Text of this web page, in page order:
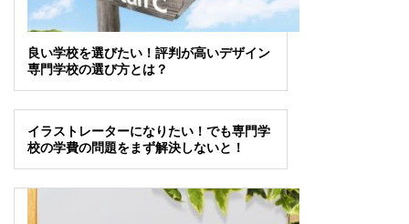
良い学校を選びたい！評判が高いデザイン
専門学校の選び方とは？
イラストレーターになりたい！でも専門学
校の学費の問題をまず解決しないと！